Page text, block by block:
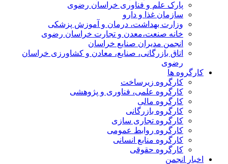
پارک علم و فناوری خراسان رضوی
سازمان غذا و دارو
وزارت بهداشت، درمان و آموزش پزشکی
خانه صنعت،معدن و تجارت خراسان رضوی
انجمن مدیران صنایع خراسان
اتاق بازرگانی، صنایع، معادن و کشاورزی خراسان
رضوی
کارگروه ها
کارگروه زیرساخت
کارگروه علمی، فناوری و پژوهشی
کارگروه مالی
کارگروه بازرگانی
کارگروه تجاری سازی
کارگروه روابط عمومی
کارگروه منابع انسانی
کارگروه حقوقی
اخبار انجمن